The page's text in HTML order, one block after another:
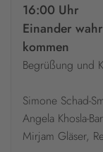
16:00 Uhr
Einander
kommen
Begrüßung und
Simone Schad-
Angela Khosla-
Mirjam Gläser,